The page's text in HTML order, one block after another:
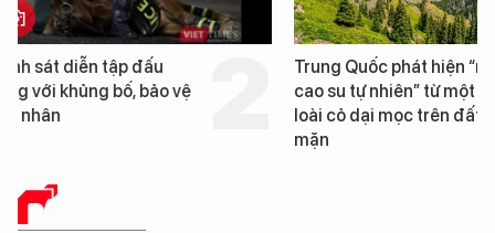
Trung Quốc phát hiện “mỏ
cao su tự nhiên” từ một
loài cỏ dại mọc trên đất
Loạt dự án bất động
Đà Nẵng sắp bị kiểm
BÁO CHÍ SỐ